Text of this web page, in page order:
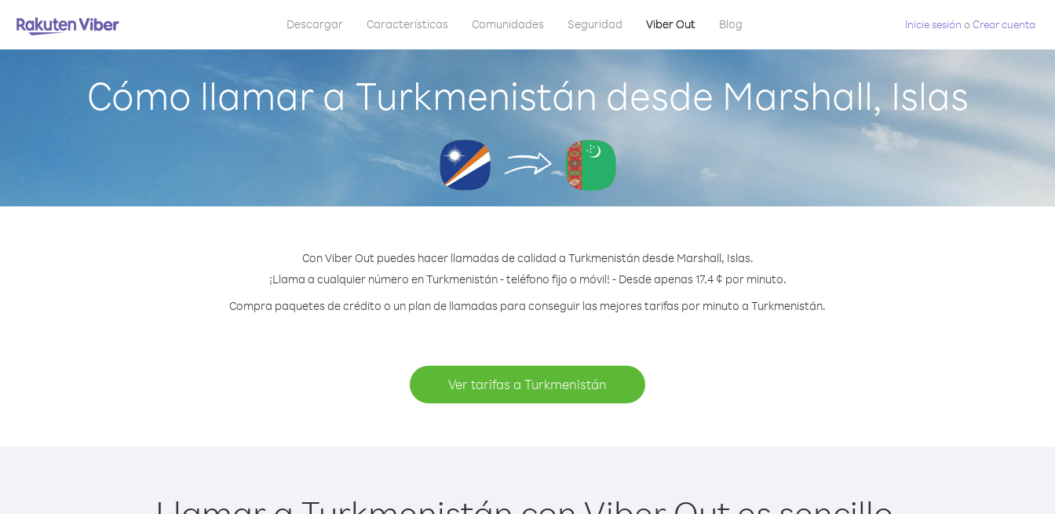
Descargar Características Comunidades Seguridad Viber Out Blog Inicie sesión oCrear cuenta
Cómo llamar a Turkmenistán desde Marshall, Islas
Con Viber Out puedes hacer llamadas de calidad a Turkmenistán desde Marshall, Islas.
¡Llama a cualquier número en Turkmenistán - teléfono fijo o móvil! - Desde apenas 17.4 ¢ por minuto.
Compra paquetes de crédito o un plan de llamadas para conseguir las mejores tarifas por minuto a Turkmenistán.
Ver tarifas a Turkmenistán